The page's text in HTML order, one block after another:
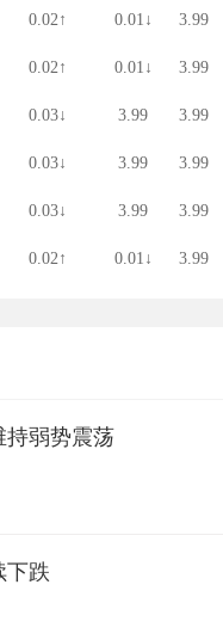
0.02↑ 0.01↓ 3.99
0.02↑ 0.01↓ 3.99
0.03↓ 3.99 3.99
0.03↓ 3.99 3.99
0.03↓ 3.99 3.99
0.02↑ 0.01↓ 3.99
持弱势震荡
下跌